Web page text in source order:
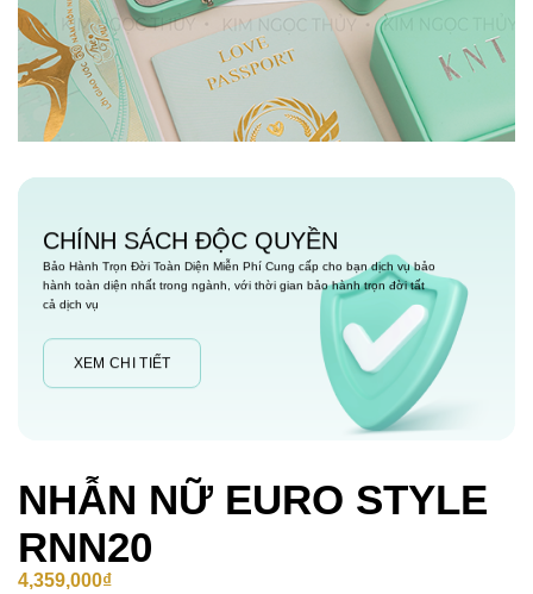
CHÍNH SÁCH ĐỘC QUYỀN
Bảo Hành Trọn Đời Toàn Diện Miễn Phí Cung cấp cho bạn dịch vụ bảo
hành toàn diện nhất trong ngành, với thời gian bảo hành trọn đời tất
cả dịch vụ
XEM CHI TIẾT
NHẪN NỮ EURO STYLE
RNN20
4,359,000₫